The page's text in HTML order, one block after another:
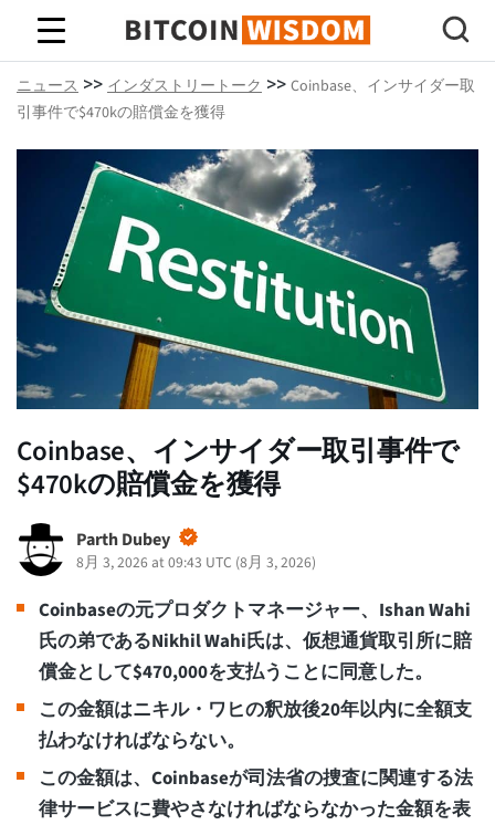
ビットコインの知恵
ニュース >> インダストリートーク >> Coinbase、インサイダー取
引事件で$470kの賠償金を獲得
Coinbase、インサイダー取引事件で
$470kの賠償金を獲得
Parth Dubey
8月 3, 2026 at 09:43 UTC (8月 3, 2026)
Coinbaseの元プロダクトマネージャー、Ishan Wahi
氏の弟であるNikhil Wahi氏は、仮想通貨取引所に賠
償金として$470,000を支払うことに同意した。
この金額はニキル・ワヒの釈放後20年以内に全額支
払わなければならない。
この金額は、Coinbaseが司法省の捜査に関連する法
律サービスに費やさなければならなかった金額を表